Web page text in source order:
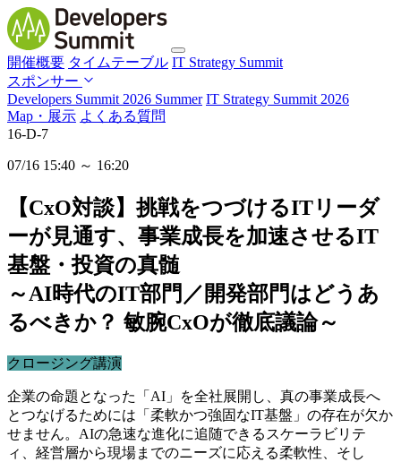
開催概要 タイムテーブル IT Strategy Summit
スポンサー
Developers Summit 2026 Summer IT Strategy Summit 2026
Map・展示 よくある質問
16-D-7
07/16 15:40 ～ 16:20
【CxO対談】挑戦をつづけるITリーダ
ーが見通す、事業成長を加速させるIT
基盤・投資の真髄
～AI時代のIT部門／開発部門はどうあ
るべきか？ 敏腕CxOが徹底議論～
クロージング講演
企業の命題となった「AI」を全社展開し、真の事業成長へ
とつなげるためには「柔軟かつ強固なIT基盤」の存在が欠か
せません。AIの急速な進化に追随できるスケーラビリテ
ィ、経営層から現場までのニーズに応える柔軟性、そし